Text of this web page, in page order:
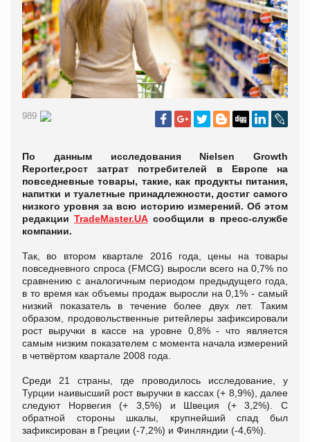
989
По данным исследования Nielsen Growth
Reporter,рост затрат потребителей в Европе на
повседневные товары, такие, как продукты питания,
напитки и туалетные принадлежности, достиг самого
низкого уровня за всю историю измерений. Об этом
редакцииTradeMaster.UAсообщили в пресс-службе
компании.
Так, во втором квартале 2016 года, цены на товары
повседневного спроса (FMCG) выросли всего на 0,7% по
сравнению с аналогичным периодом предыдущего года,
в то время как объемы продаж выросли на 0,1% - самый
низкий показатель в течение более двух лет. Таким
образом, продовольственные ритейлеры зафиксировали
рост выручки в кассе на уровне 0,8% - что является
самым низким показателем с момента начала измерений
в четвёртом квартале 2008 года.
Среди 21 страны, где проводилось исследование, у
Турции наивысший рост выручки в кассах (+ 8,9%), далее
следуют Норвегия (+ 3,5%) и Швеция (+ 3,2%). С
обратной стороны шкалы, крупнейший спад был
зафиксирован в Греции (-7,2%) и Финляндии (-4,6%).